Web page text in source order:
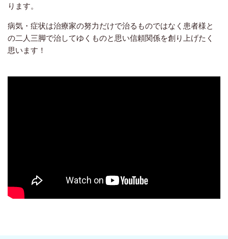
ります。
病気・症状は治療家の努力だけで治るものではなく患者様と
の二人三脚で治してゆくものと思い信頼関係を創り上げたく
思います！